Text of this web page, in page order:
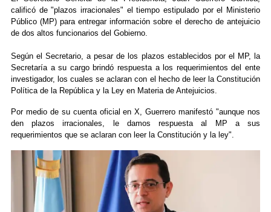
calificó de "plazos irracionales" el tiempo estipulado por el Ministerio
Público (MP) para entregar información sobre el derecho de antejuicio
de dos altos funcionarios del Gobierno.
Según el Secretario, a pesar de los plazos establecidos por el MP, la
Secretaría a su cargo brindó respuesta a los requerimientos del ente
investigador, los cuales se aclaran con el hecho de leer la Constitución
Política de la República y la Ley en Materia de Antejuicios.
Por medio de su cuenta oficial en X, Guerrero manifestó "aunque nos
den plazos irracionales, le damos respuesta al MP a sus
requerimientos que se aclaran con leer la Constitución y la ley".